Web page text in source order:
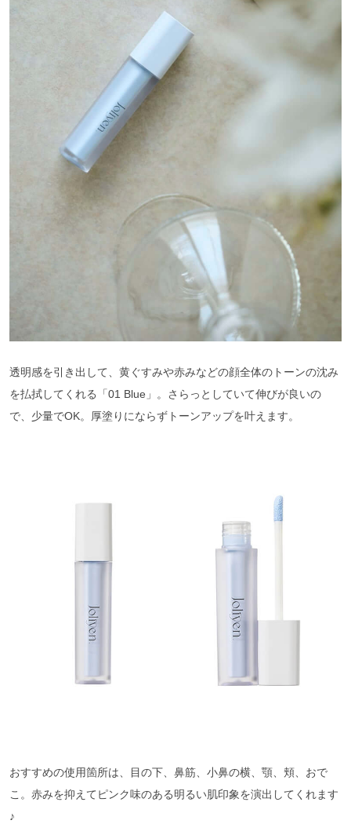
透明感を引き出して、黄ぐすみや赤みなどの顔全体のトーンの沈み
を払拭してくれる「01 Blue」。さらっとしていて伸びが良いの
で、少量でOK。厚塗りにならずトーンアップを叶えます。
おすすめの使用箇所は、目の下、鼻筋、小鼻の横、顎、頬、おで
こ。赤みを抑えてピンク味のある明るい肌印象を演出してくれます
♪